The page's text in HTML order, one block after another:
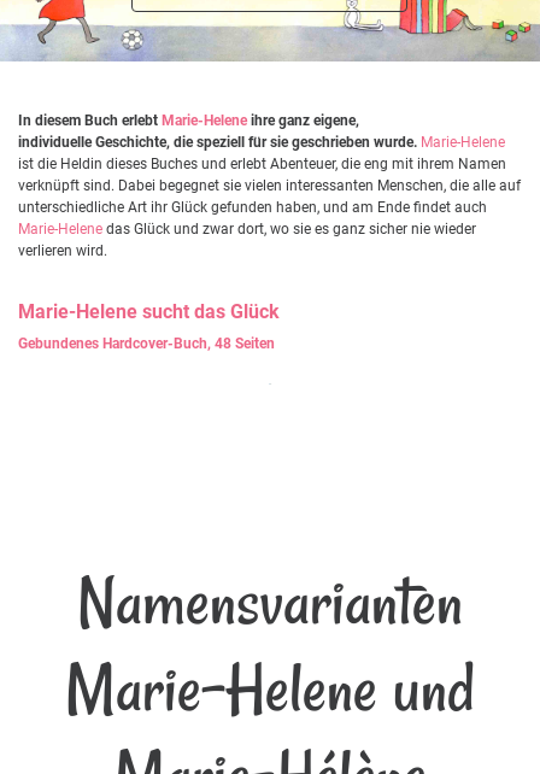
In diesem Buch erlebt Marie-Heleneihre ganz eigene,
individuelle Geschichte, die speziell für sie geschrieben wurde. Marie-Helene
ist die Heldin dieses Buches und erlebt Abenteuer, die eng mit ihrem Namen
verknüpft sind. Dabei begegnet sie vielen interessanten Menschen, die alle auf
unterschiedliche Art ihr Glück gefunden haben, und am Ende findet auch
Marie-Helene das Glück und zwar dort, wo sie es ganz sicher nie wieder
verlieren wird.
Marie-Helene sucht das Glück
Gebundenes Hardcover-Buch, 48 Seiten
Namensvarianten
Marie-Helene und